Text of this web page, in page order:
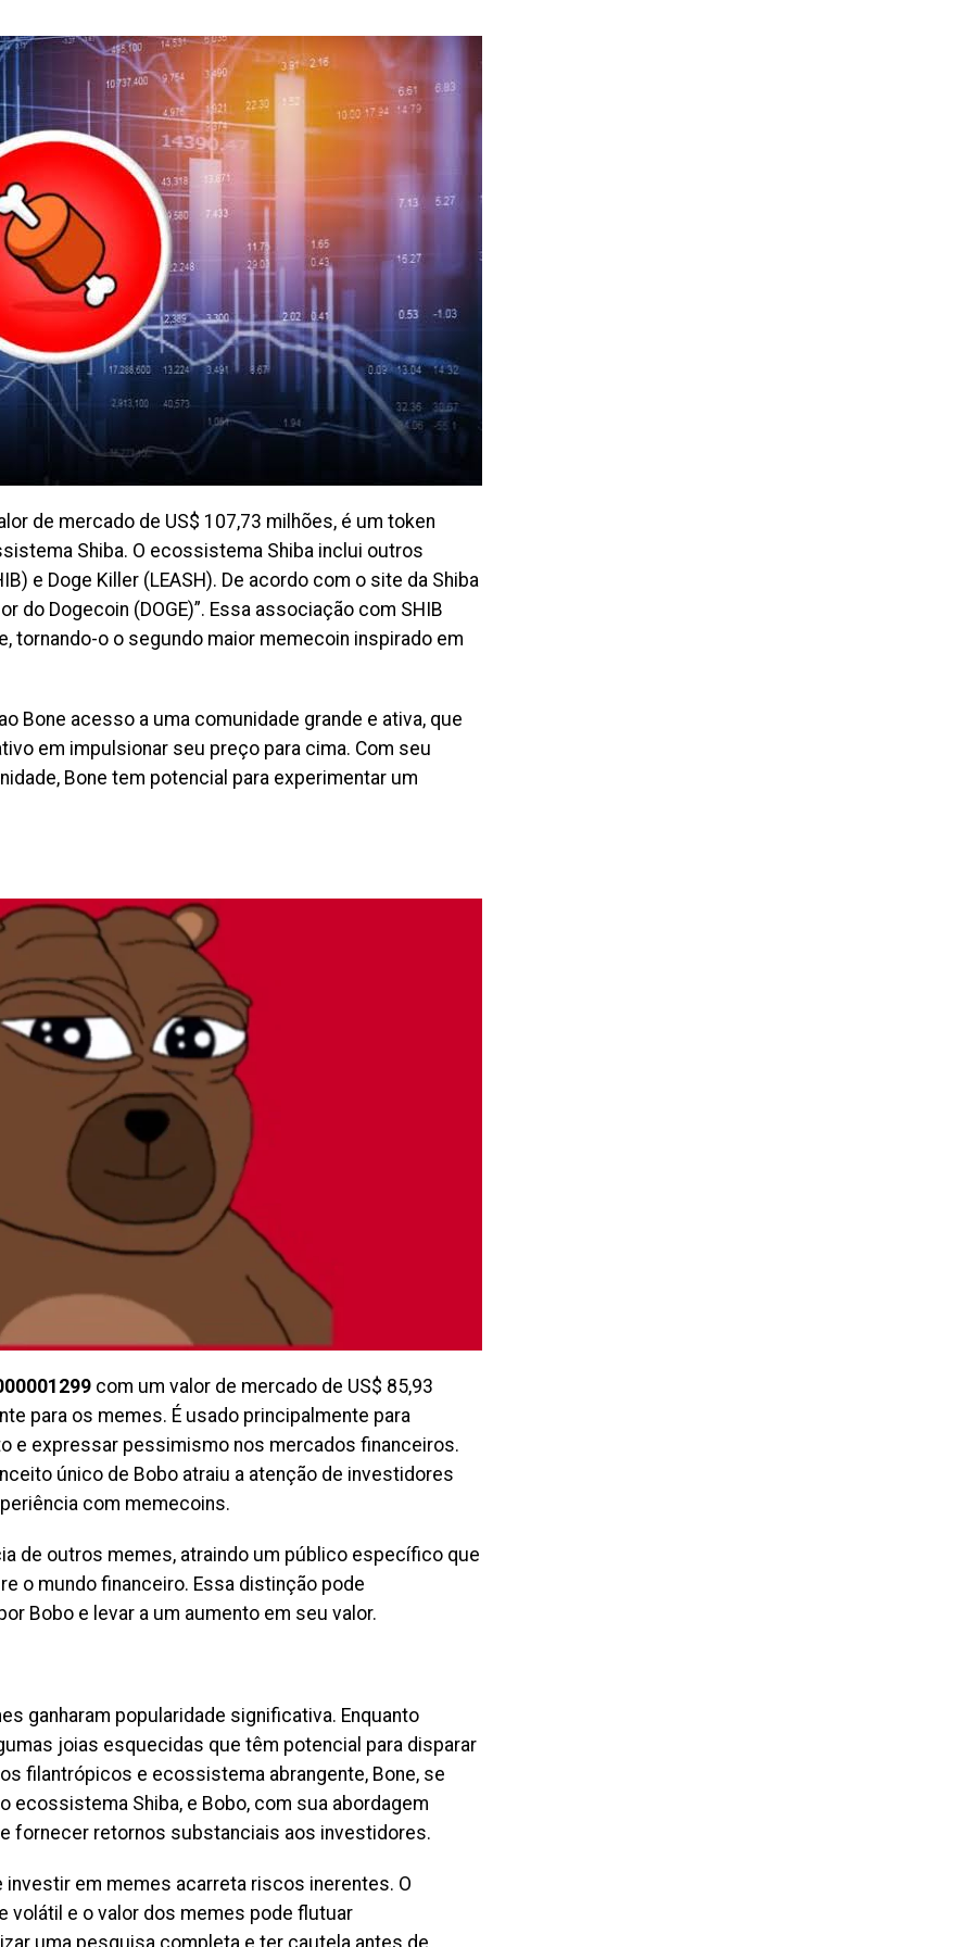
de mercado de US$ 107,73 milhões, é um token
Shiba. O ecossistema Shiba inclui outros
e Doge Killer (LEASH). De acordo com o site da Shiba
do Dogecoin (DOGE)”. Essa associação com SHIB
tornando-o o segundo maior memecoin inspirado em
Bone acesso a uma comunidade grande e ativa, que
em impulsionar seu preço para cima. Com seu
Bone tem potencial para experimentar um
com um valor de mercado de US$ 85,93
para os memes. É usado principalmente para
e expressar pessimismo nos mercados financeiros.
único de Bobo atraiu a atenção de investidores
com memecoins.
de outros memes, atraindo um público específico que
o mundo financeiro. Essa distinção pode
Bobo e levar a um aumento em seu valor.
ganharam popularidade significativa. Enquanto
joias esquecidas que têm potencial para disparar
filantrópicos e ecossistema abrangente, Bone, se
ecossistema Shiba, e Bobo, com sua abordagem
fornecer retornos substanciais aos investidores.
em memes acarreta riscos inerentes. O
volátil e o valor dos memes pode flutuar